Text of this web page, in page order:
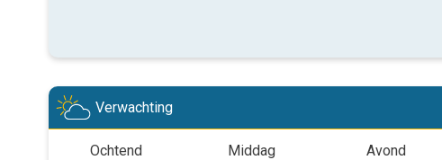
Verwachting
Ochtend Middag Avond